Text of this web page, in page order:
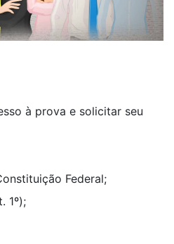
à prova e solicitar seu
Federal;
1º);